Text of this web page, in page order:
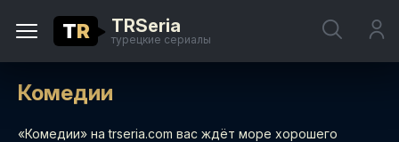
TR TRSeria
турецкие сериалы
Комедии
«Комедии» на trseria.com вас ждёт море хорошего